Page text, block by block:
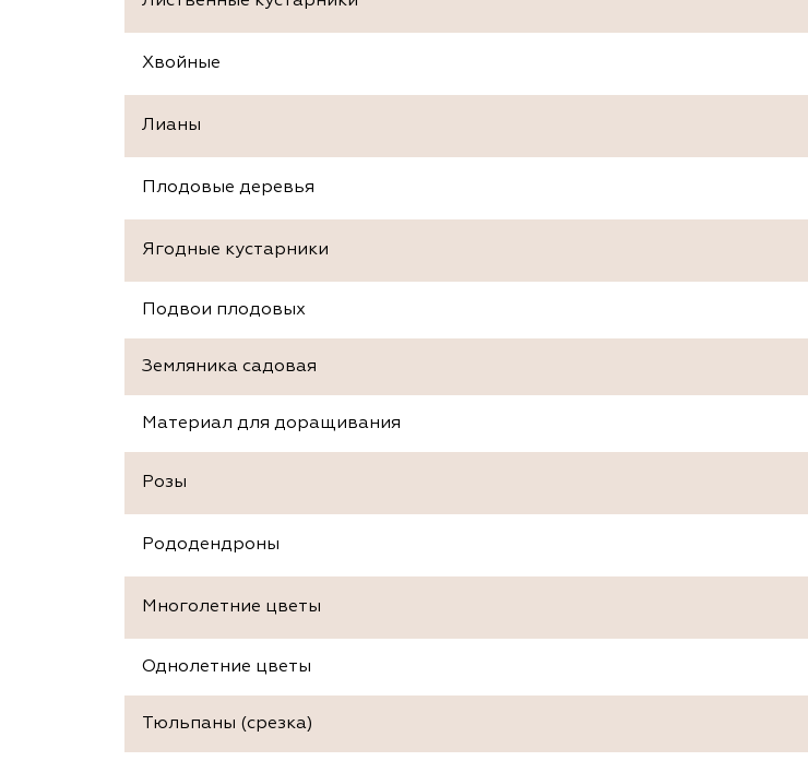
Хвойные
Лианы
Плодовые деревья
Ягодные кустарники
Подвои плодовых
Земляника садовая
Материал для доращивания
Розы
Рододендроны
Многолетние цветы
Однолетние цветы
Тюльпаны (срезка)